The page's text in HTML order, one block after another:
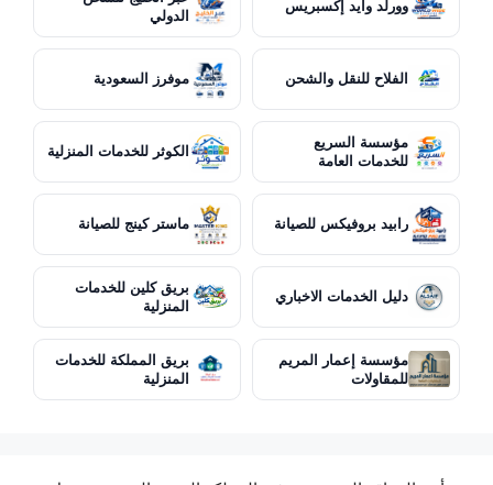
وورلد وايد إكسبريس
الدولي
الفلاح للنقل والشحن موفرز السعودية
مؤسسة السريع
للخدمات العامة
الكوثر للخدمات المنزلية
رابيد بروفيكس للصيانة ماستر كينج للصيانة
دليل الخدمات الاخباري
بريق كلين للخدمات
المنزلية
مؤسسة إعمار المريم
للمقاولات
بريق المملكة للخدمات
المنزلية